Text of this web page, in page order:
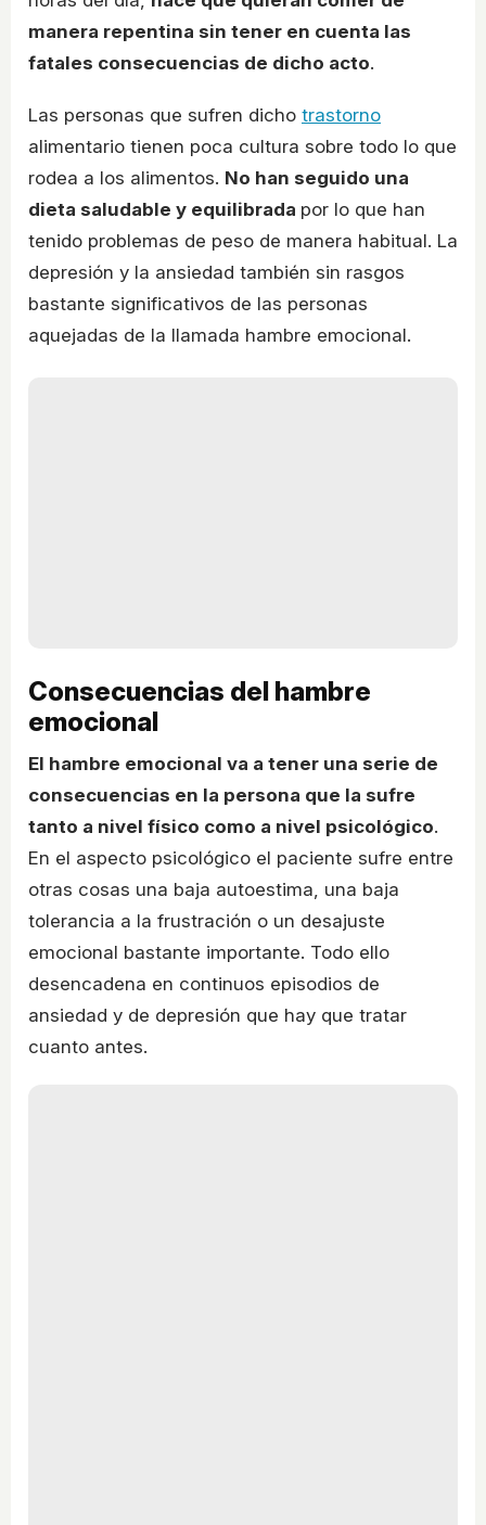
manera repentina sin tener en cuenta las
fatales consecuencias de dicho acto.
Las personas que sufren dicho trastorno
alimentario tienen poca cultura sobre todo lo que
rodea a los alimentos. No han seguido una
dieta saludable y equilibrada por lo que han
tenido problemas de peso de manera habitual. La
depresión y la ansiedad también sin rasgos
bastante significativos de las personas
aquejadas de la llamada hambre emocional.
Consecuencias del hambre
emocional
El hambre emocional va a tener una serie de
consecuencias en la persona que la sufre
tanto a nivel físico como a nivel psicológico.
En el aspecto psicológico el paciente sufre entre
otras cosas una baja autoestima, una baja
tolerancia a la frustración o un desajuste
emocional bastante importante. Todo ello
desencadena en continuos episodios de
ansiedad y de depresión que hay que tratar
cuanto antes.